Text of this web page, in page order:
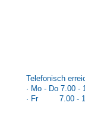
Telefonisch
· Mo - Do 7.00 -
· Fr 7.00 -